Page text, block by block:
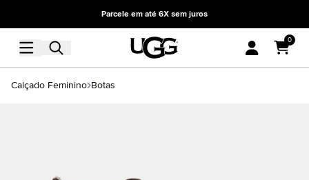
Parcele em até 6X sem juros
0
Calçado Feminino Botas